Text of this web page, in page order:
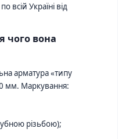
всій Україні від
чого вона
арматура «типу
мм. Маркування:
різьбою);